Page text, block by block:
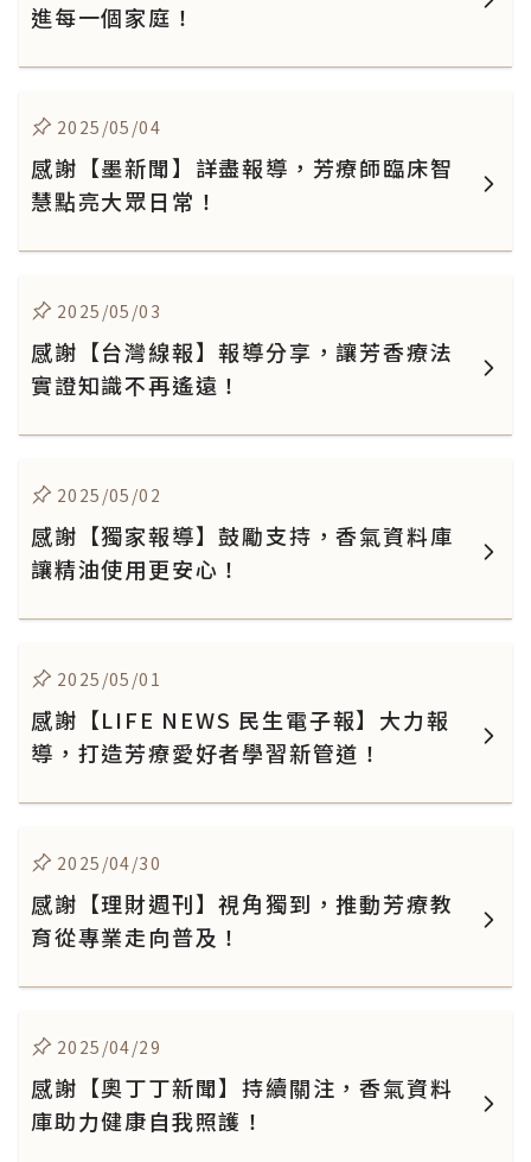
進每一個家庭！
2025/05/04
感謝【墨新聞】詳盡報導，芳療師臨床智
慧點亮大眾日常！
2025/05/03
感謝【台灣線報】報導分享，讓芳香療法
實證知識不再遙遠！
2025/05/02
感謝【獨家報導】鼓勵支持，香氣資料庫
讓精油使用更安心！
2025/05/01
感謝【LIFE NEWS 民生電子報】大力報
導，打造芳療愛好者學習新管道！
2025/04/30
感謝【理財週刊】視角獨到，推動芳療教
育從專業走向普及！
2025/04/29
感謝【奧丁丁新聞】持續關注，香氣資料
庫助力健康自我照護！